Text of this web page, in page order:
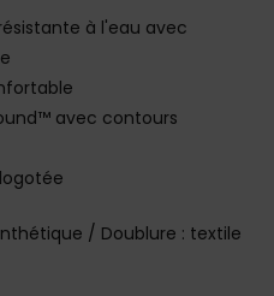
à l'eau avec
avec contours
/ Doublure : textile